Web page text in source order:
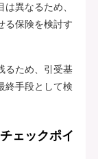
異なるため、
る保険を検討す
るため、引受基
終手段として検
ェックポイ